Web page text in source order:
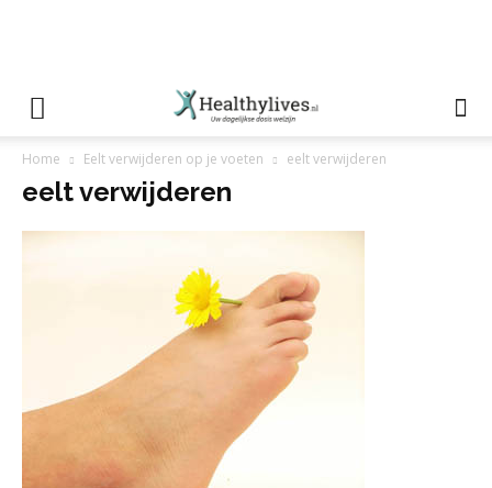
Home Eelt verwijderen op je voeten eelt verwijderen
eelt verwijderen